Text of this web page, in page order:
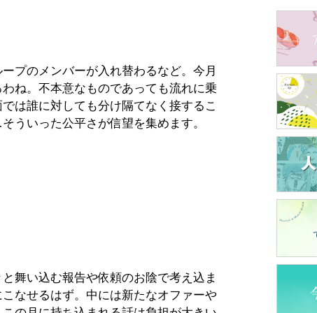
プのメンバーが入れ替わるなど。今月
ね。不本意なものであっても流れに乗
は誰に対しても分け隔てなく接するこ
ういった公平さが信望を集めます。
舞い込む報告や依頼のお陰で考え込ま
なせるはず。中には新たなオファーや